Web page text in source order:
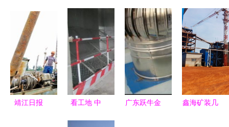
设工程施工
再上新台阶
通!
昌黎县天建
钢结构引领
行业升级与
专业定制服
务
助力建设工
程高效施工
靖江日报
看工地 中
广东跃牛金
鑫海矿装几